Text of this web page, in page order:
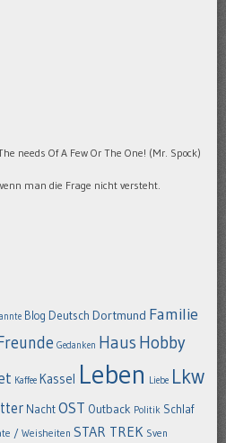
needs Of A Few Or The One! (Mr. Spock)
man die Frage nicht versteht.
Blog Deutsch Dortmund Familie
Gedanken Haus Hobby
Kaffee Kassel Leben Liebe Lkw
NachtOST Outback Politik Schlaf
/ Weisheiten STAR TREK Sven